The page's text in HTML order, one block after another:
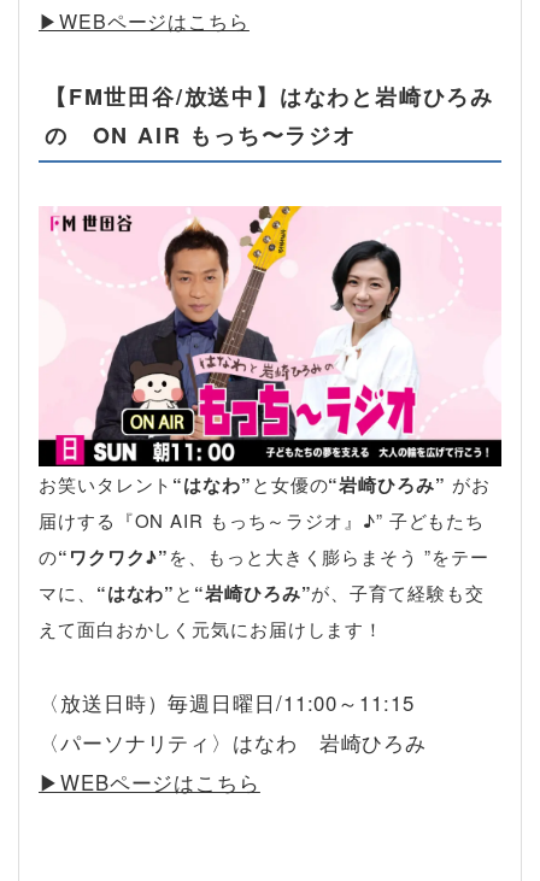
▶︎WEBページはこちら
【FM世田谷/放送中】はなわと岩崎ひろみ
の ON AIR もっち〜ラジオ
お笑いタレント “はなわ”と女優の“岩崎ひろみ” がお
届けする『ON AIR もっち～ラジオ』♪” 子どもたち
の“ワクワク♪”を、もっと大きく膨らまそう ”をテー
マに、 “はなわ”と “岩崎ひろみ”が、子育て経験も交
えて面白おかしく元気にお届けします！
〈放送日時）毎週日曜日/11:00～11:15
〈パーソナリティ〉はなわ 岩崎ひろみ
▶︎WEBページはこちら